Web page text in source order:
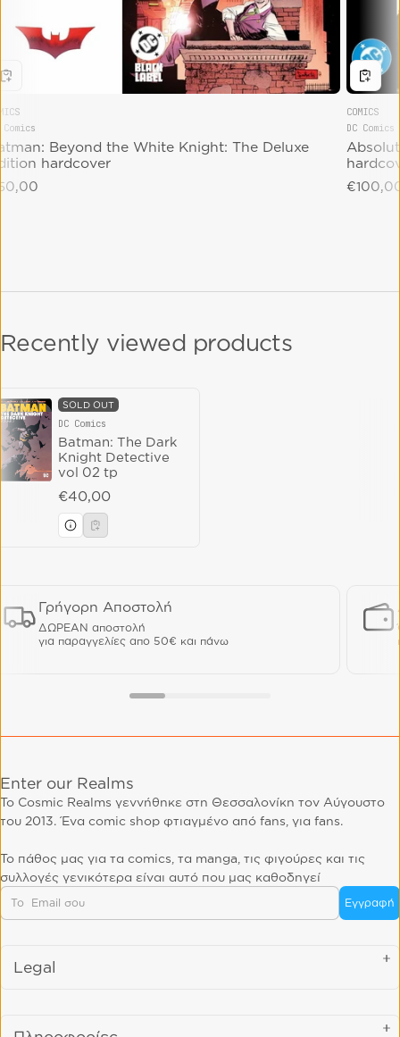
Comics
Beyond the White Knight: The Deluxe
hardcover
price
COMICS
Vendor:
DC Comics
Regular
Recently viewed products
SOLD OUT
Vendor:
DC Comics
Batman: The Dark
Knight Detective
vol 02 tp
Regular price
€40,00
Γρήγορη Αποστολή
ΔΩΡΕΑΝ αποστολή
για παραγγελίες απο 50€ και πάνω
Enter our Realms
Το Cosmic Realms γεννήθηκε στη Θεσσαλονίκη τον Αύγουστο
του 2013. Ένα comic shop φτιαγμένο από fans, για fans.
Το πάθος μας για τα comics, τα manga, τις φιγούρες και τις
συλλογές γενικότερα είναι αυτό που μας καθοδηγεί
Email
Εγγραφή
Legal